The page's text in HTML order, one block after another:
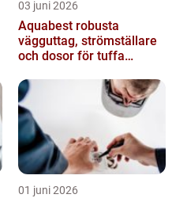
03 juni 2026
Aquabest robusta
vägguttag, strömställare
och dosor för tuffa
01 juni 2026